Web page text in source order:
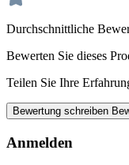
Durchschnittliche
Bewerten Sie dieses
Teilen Sie Ihre
Bewertung schreiben
Anmelden